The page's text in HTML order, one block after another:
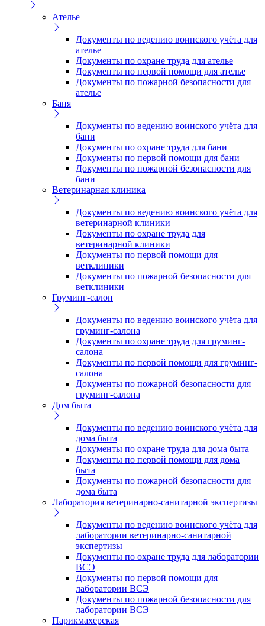
Ателье
Документы по ведению воинского учёта для
ателье
Документы по охране труда для ателье
Документы по первой помощи для ателье
Документы по пожарной безопасности для
ателье
Баня
Документы по ведению воинского учёта для
бани
Документы по охране труда для бани
Документы по первой помощи для бани
Документы по пожарной безопасности для
бани
Ветеринарная клиника
Документы по ведению воинского учёта для
ветеринарной клиники
Документы по охране труда для
ветеринарной клиники
Документы по первой помощи для
ветклиники
Документы по пожарной безопасности для
ветклиники
Груминг-салон
Документы по ведению воинского учёта для
груминг-салона
Документы по охране труда для груминг-
салона
Документы по первой помощи для груминг-
салона
Документы по пожарной безопасности для
груминг-салона
Дом быта
Документы по ведению воинского учёта для
дома быта
Документы по охране труда для дома быта
Документы по первой помощи для дома
быта
Документы по пожарной безопасности для
дома быта
Лаборатория ветеринарно-санитарной экспертизы
Документы по ведению воинского учёта для
лаборатории ветеринарно-санитарной
экспертизы
Документы по охране труда для лаборатории
ВСЭ
Документы по первой помощи для
лаборатории ВСЭ
Документы по пожарной безопасности для
лаборатории ВСЭ
Парикмахерская